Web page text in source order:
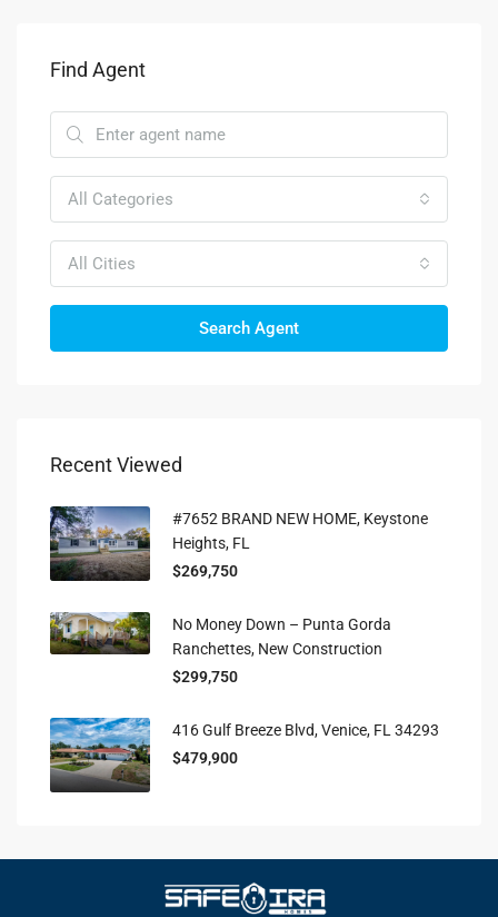
Find Agent
All Categories
All Cities
Search Agent
Recent Viewed
#7652 BRAND NEW HOME, Keystone
Heights, FL
$269,750
No Money Down – Punta Gorda
Ranchettes, New Construction
$299,750
416 Gulf Breeze Blvd, Venice, FL 34293
$479,900